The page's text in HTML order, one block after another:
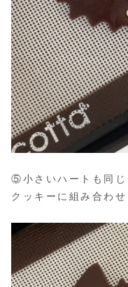
⑤小さいハートも同じ
クッキーに組み合わせ